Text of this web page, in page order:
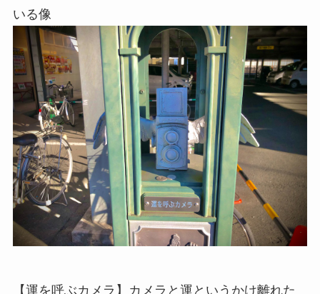
いる像
【運を呼ぶカメラ】カメラと運というかけ離れた